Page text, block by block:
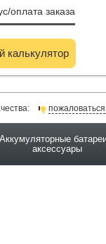
оплата заказа
калькулятор
пожаловаться
Аккумуляторные
аксессуары